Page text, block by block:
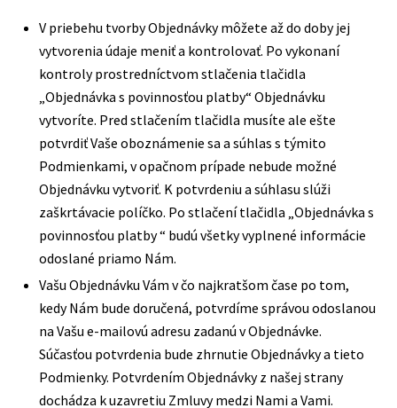
V priebehu tvorby Objednávky môžete až do doby jej
vytvorenia údaje meniť a kontrolovať. Po vykonaní
kontroly prostredníctvom stlačenia tlačidla
„Objednávka s povinnosťou platby“ Objednávku
vytvoríte. Pred stlačením tlačidla musíte ale ešte
potvrdiť Vaše oboznámenie sa a súhlas s týmito
Podmienkami, v opačnom prípade nebude možné
Objednávku vytvoriť. K potvrdeniu a súhlasu slúži
zaškrtávacie políčko. Po stlačení tlačidla „Objednávka s
povinnosťou platby “ budú všetky vyplnené informácie
odoslané priamo Nám.
Vašu Objednávku Vám v čo najkratšom čase po tom,
kedy Nám bude doručená, potvrdíme správou odoslanou
na Vašu e-mailovú adresu zadanú v Objednávke.
Súčasťou potvrdenia bude zhrnutie Objednávky a tieto
Podmienky. Potvrdením Objednávky z našej strany
dochádza k uzavretiu Zmluvy medzi Nami a Vami.